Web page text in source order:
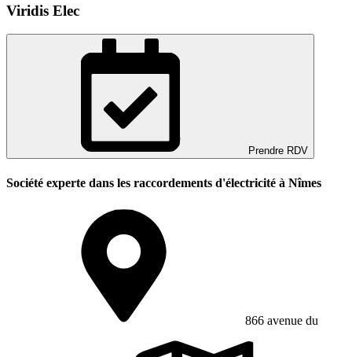
Viridis Elec
Prendre RDV
Société experte dans les raccordements d'électricité à Nîmes
866 avenue du